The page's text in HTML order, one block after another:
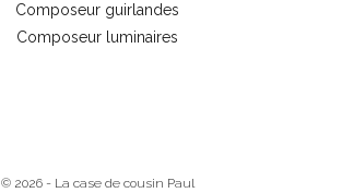
Composeur guirlandes
Composeur luminaires
© 2026 - La case de cousin Paul